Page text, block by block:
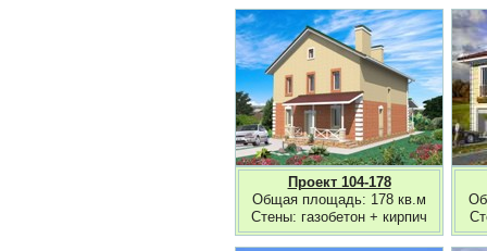
Проект 104-178
Общая площадь: 178 кв.м
Стены: газобетон + кирпич